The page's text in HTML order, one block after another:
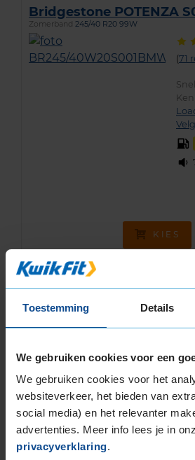
Toestemming Details
We gebruiken cookies voor een
We gebruiken cookies voor het
websiteverkeer, het bieden van
social media) en het relevanter
advertenties. Meer info lees je in
privacyverklaring.
Bridgestone POTENZA
Zomerband 245/40 R20 99W
(71
KIES
bandenmaat
Montage Veilig &